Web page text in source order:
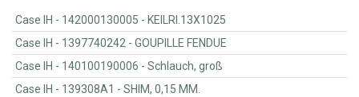
Case IH - 142000130005 - KEILRI.13X1025
Case IH - 1397740242 - GOUPILLE FENDUE
Case IH - 140100190006 - Schlauch, groß
Case IH - 139308A1 - SHIM, 0,15 MM.